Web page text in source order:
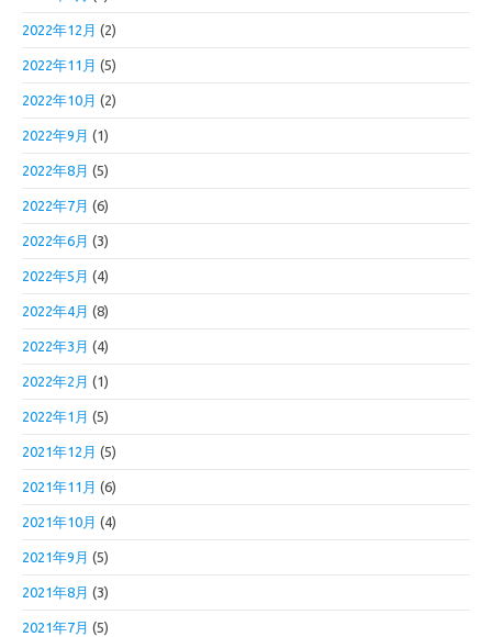
2022年12月 (2)
2022年11月 (5)
2022年10月 (2)
2022年9月 (1)
2022年8月 (5)
2022年7月 (6)
2022年6月 (3)
2022年5月 (4)
2022年4月 (8)
2022年3月 (4)
2022年2月 (1)
2022年1月 (5)
2021年12月 (5)
2021年11月 (6)
2021年10月 (4)
2021年9月 (5)
2021年8月 (3)
2021年7月 (5)